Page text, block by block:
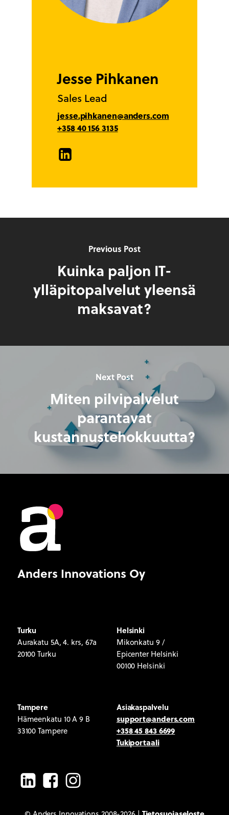
Jesse Pihkanen
Sales Lead
jesse.pihkanen@anders.com
+358 40 156 3135
LinkedIn
Previous Post
Kuinka paljon IT-
ylläpitopalvelut yleensä
maksavat?
Next Post
Miten pilvipalvelut
parantavat
kustannustehokkuutta?
Anders Innovations Oy
Turku
Aurakatu 5A, 4. krs, 67a
20100 Turku
Helsinki
Mikonkatu 9 /
Epicenter Helsinki
00100 Helsinki
Tampere
Hämeenkatu 10 A 9 B
33100 Tampere
Asiakaspalvelu
support@anders.com
+358 45 843 6699
Tukiportaali
LinkedInFacebookInstagram